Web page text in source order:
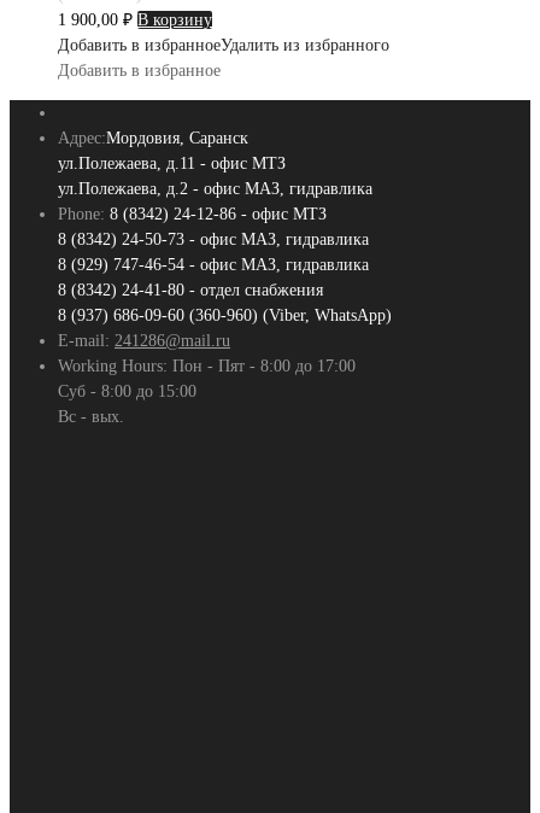
1 900,00 ₽ В корзину
Добавить в избранноеУдалить из избранного
Добавить в избранное
Адрес:Мордовия, Саранск
ул.Полежаева, д.11 - офис МТЗ
ул.Полежаева, д.2 - офис МАЗ, гидравлика
Phone: 8 (8342) 24-12-86 - офис МТЗ
8 (8342) 24-50-73 - офис МАЗ, гидравлика
8 (929) 747-46-54 - офис МАЗ, гидравлика
8 (8342) 24-41-80 - отдел снабжения
8 (937) 686-09-60 (360-960) (Viber, WhatsApp)
E-mail: 241286@mail.ru
Working Hours: Пон - Пят - 8:00 до 17:00
Суб - 8:00 до 15:00
Вс - вых.